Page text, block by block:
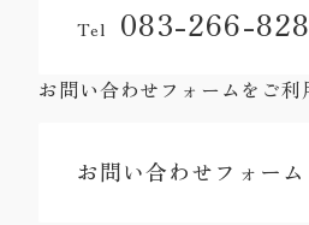
Tel 083-266-
お問い合わせフォームをご利
お問い合わせフォーム